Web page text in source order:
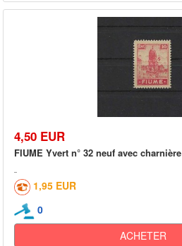
4,50 EUR
FIUME Yvert n° 32 neuf avec charnière
1,95 EUR
0
ACHETER